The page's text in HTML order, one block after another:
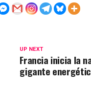
UP NEXT
Francia inicia la
gigante